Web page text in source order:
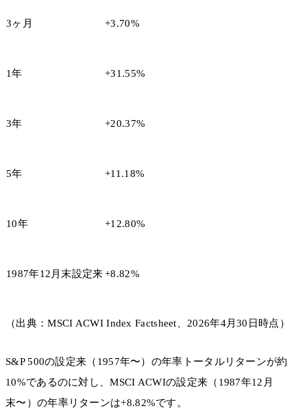
3ヶ月 +3.70%
1年 +31.55%
3年 +20.37%
5年 +11.18%
10年 +12.80%
1987年12月末設定来+8.82%
（出典：MSCI ACWI Index Factsheet、2026年4月30日時点）
S&P 500の設定来（1957年〜）の年率トータルリターンが約
10%であるのに対し、MSCI ACWIの設定来（1987年12月
末〜）の年率リターンは+8.82%です。